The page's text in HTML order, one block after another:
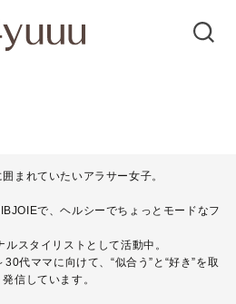
まれていたいアラサー女子。
で、ヘルシーでちょっとモードなフ
スタイリストとして活動中。
代ママに向けて、“似合う”と“好き”を取
信しています。